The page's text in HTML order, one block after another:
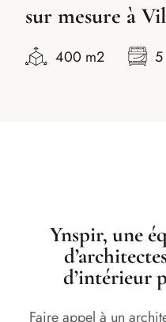
méditerranéen
84 3 lits
Ynspir, une
d’intérieur
Faire appel à un